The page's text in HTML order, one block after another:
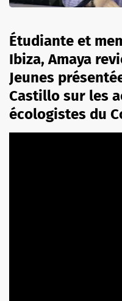
Étudiante et
Ibiza, Amaya
Jeunes
Castillo sur les
écologistes du